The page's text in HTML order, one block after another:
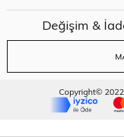
Değişim &
Copyright© 2022